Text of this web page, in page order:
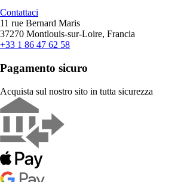
Contattaci
11 rue Bernard Maris
37270 Montlouis-sur-Loire, Francia
+33 1 86 47 62 58
Pagamento sicuro
Acquista sul nostro sito in tutta sicurezza